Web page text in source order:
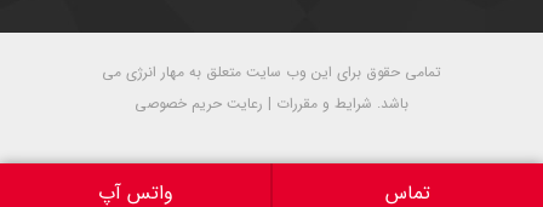
تمامی حقوق برای این وب سایت متعلق به مهار انرژی می
باشد. شرایط و مقررات | رعایت حریم خصوصی
تماس واتس آپ